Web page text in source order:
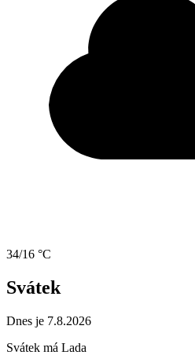
34/16 °C
Svátek
Dnes je 7.8.2026
Svátek má Lada